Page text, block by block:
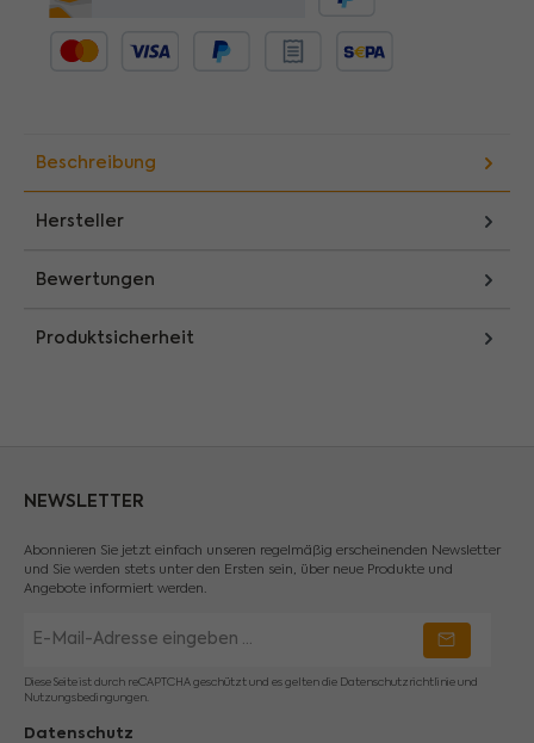
Beschreibung
Hersteller
Bewertungen
Produktsicherheit
NEWSLETTER
Abonnieren Sie jetzt einfach unseren regelmäßig erscheinenden Newsletter
und Sie werden stets unter den Ersten sein, über neue Produkte und
Angebote informiert werden.
Mail-
Diese Seite ist durch reCAPTCHA geschützt und es gelten die Datenschutzrichtlinie und
Nutzungsbedingungen
Datenschutz